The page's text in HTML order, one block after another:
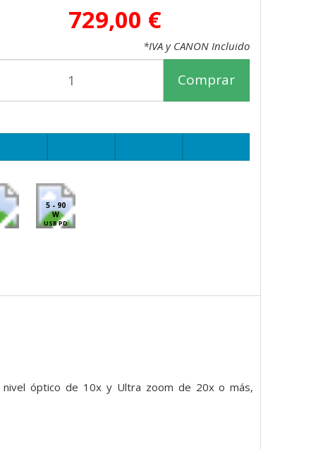
729,00 €
*IVA y CANON Incluido
Comprar
5 - 90
W
USB PD
óptico de 10x y Ultra zoom de 20x o más,